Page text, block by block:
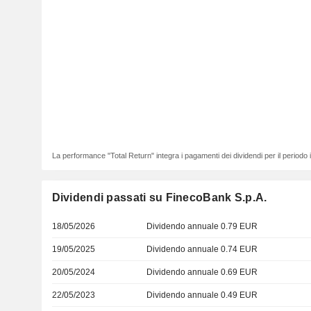
La performance "Total Return" integra i pagamenti dei dividendi per il
Dividendi passati su FinecoBank S.p.A.
18/05/2026 Dividendo annuale 0.79 EUR
19/05/2025 Dividendo annuale 0.74 EUR
20/05/2024 Dividendo annuale 0.69 EUR
22/05/2023 Dividendo annuale 0.49 EUR